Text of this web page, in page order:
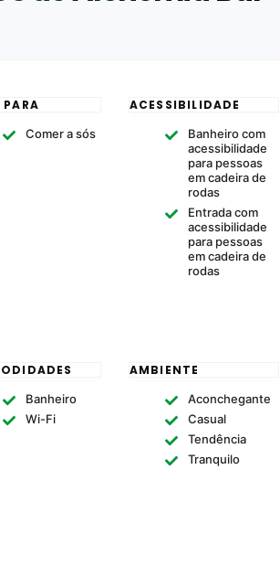
Comer a sós
ACESSIBILIDADE
Banheiro com
acessibilidade
para pessoas
em cadeira de
rodas
Entrada com
acessibilidade
para pessoas
em cadeira de
rodas
Banheiro
Wi-Fi
AMBIENTE
Aconchegante
Casual
Tendência
Tranquilo